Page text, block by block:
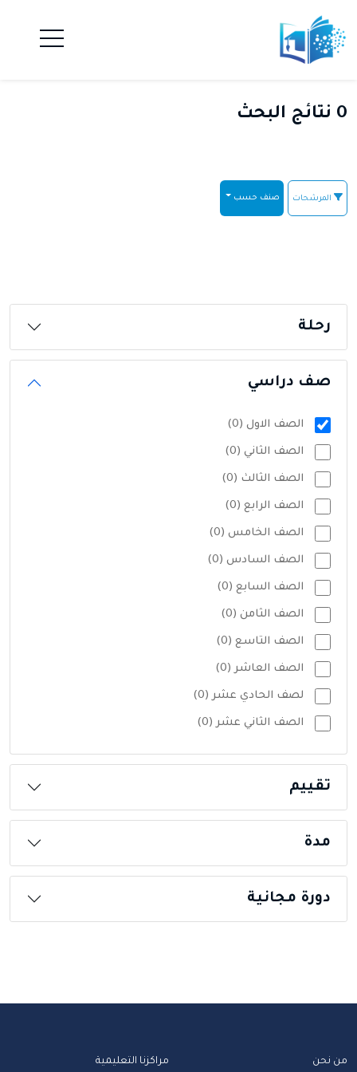
0 نتائج البحث
المرشحات صنف حسب
رحلة
صف دراسي
الصف الاول (0)
الصف الثاني (0)
الصف الثالث (0)
الصف الرابع (0)
الصف الخامس (0)
الصف السادس (0)
الصف السابع (0)
الصف الثامن (0)
الصف التاسع (0)
الصف العاشر (0)
لصف الحادي عشر (0)
الصف الثاني عشر (0)
تقييم
مدة
دورة مجانية
من نحن مراكزنا التعليمية